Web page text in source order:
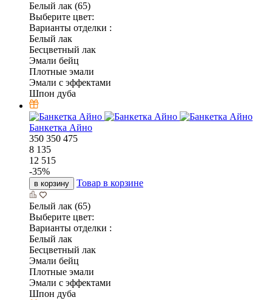
Белый лак (65)
Выберите цвет:
Варианты отделки :
Белый лак
Бесцветный лак
Эмали бейц
Плотные эмали
Эмали с эффектами
Шпон дуба
Банкетка Айно
350 350 475
8 135
12 515
-35%
в корзину Товар в корзине
Белый лак (65)
Выберите цвет:
Варианты отделки :
Белый лак
Бесцветный лак
Эмали бейц
Плотные эмали
Эмали с эффектами
Шпон дуба